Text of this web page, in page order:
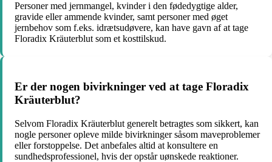
Personer med jernmangel, kvinder i den fødedygtige alder,
gravide eller ammende kvinder, samt personer med øget
jernbehov som f.eks. idrætsudøvere, kan have gavn af at tage
Floradix Kräuterblut som et kosttilskud.
Er der nogen bivirkninger ved at tage Floradix
Kräuterblut?
Selvom Floradix Kräuterblut generelt betragtes som sikkert, kan
nogle personer opleve milde bivirkninger såsom maveproblemer
eller forstoppelse. Det anbefales altid at konsultere en
sundhedsprofessionel, hvis der opstår uønskede reaktioner.